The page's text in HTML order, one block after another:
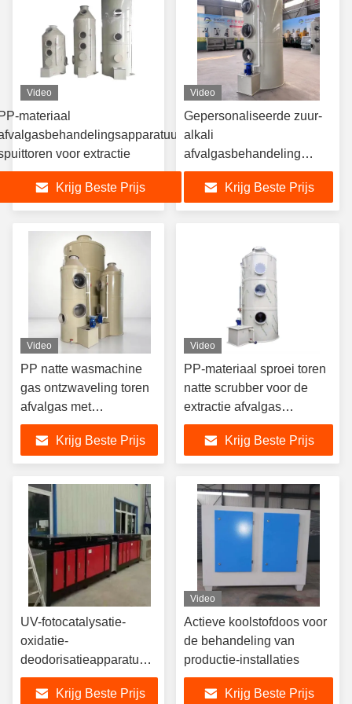
Video
materiaal
voor extractie
Krijg Beste Prijs
Video
Gepersonaliseerde zuur-
alkali
afvalgasbehandeling
PP/SS materiaal natte
scrubber spray toren
Krijg Beste Prijs
Video
PP natte wasmachine
gas ontzwaveling toren
afvalgas met
pompblazer
Krijg Beste Prijs
Video
PP-materiaal sproei toren
natte scrubber voor de
extractie afvalgas
absorptie toren
Krijg Beste Prijs
UV-fotocatalysatie-
oxidatie-
deodorisatieapparatuur
Luchtzuur catalysatie-
uitlaatgasreiniger
Krijg Beste Prijs
Video
Actieve koolstofdoos voor
de behandeling van
productie-installaties
Krijg Beste Prijs